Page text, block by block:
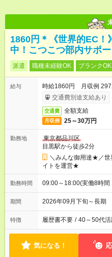
1860円＊《世界的EC
中！こつこつ部内サポー
派遣 職種未経験OK ブランクOK
給与
時給1860円 月収例
交通費別途支給あり
交通費 全額支給
月収例 25～30万円
勤務地
東京都品川区
目黒駅から徒歩2分
＼みんな御用達★／世
イトを運営★
勤務時間 09:00～18:00(実働8時
期間 2026年09月下旬～長期
特徴 履歴書不要 / 40～50代活
気になる！